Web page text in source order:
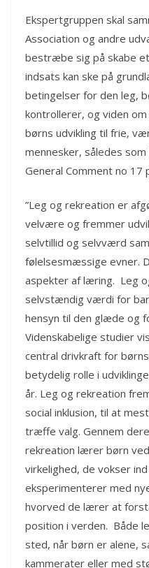
Ekspertgruppen skal
Association og andre
bestræbe sig på skabe
indsats kan ske på
betingelser for den leg,
kontrollerer, og viden
børns udvikling til frie,
mennesker, således
General Comment no 17
”Leg og rekreation er
velvære og fremmer
selvtillid og selvværd
følelsesmæssige evner.
aspekter af læring. Leg
selvstændig værdi for
hensyn til den glæde og
Videnskabelige studier
central drivkraft for
betydelig rolle i
år. Leg og rekreation
social inklusion, til at
træffe valg. Gennem
rekreation lærer børn
virkelighed, de vokser
eksperimenterer med
hvorved de lærer at
position i verden. Både
sted, når børn er alene,
kammerater eller med